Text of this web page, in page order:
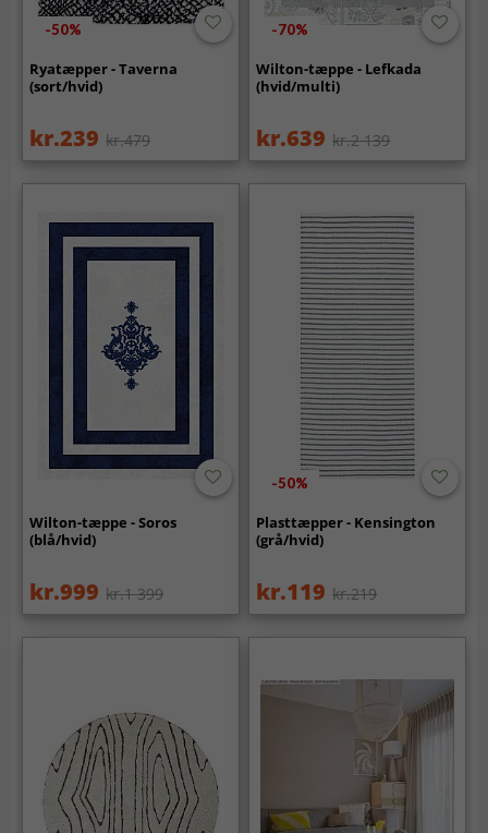
-50%
Ryatæpper - Taverna
(sort/hvid)
kr.239 kr.479
-70%
Wilton-tæppe - Lefkada
(hvid/multi)
kr.639 kr.2 139
Wilton-tæppe - Soros
(blå/hvid)
kr.999 kr.1 399
-50%
Plasttæpper - Kensington
(grå/hvid)
kr.119 kr.219